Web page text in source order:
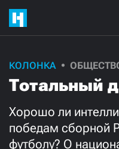
КОЛОНКА
Тотальный
Хорошо ли
победам сборной
футболу? О
нашу
Ежемесячно